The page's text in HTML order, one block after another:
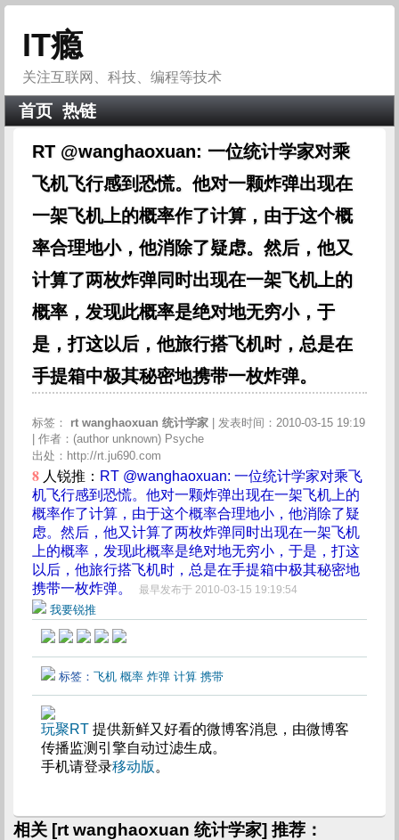
IT瘾
关注互联网、科技、编程等技术
首页 热链
RT @wanghaoxuan: 一位统计学家对乘
飞机飞行感到恐慌。他对一颗炸弹出现在
一架飞机上的概率作了计算，由于这个概
率合理地小，他消除了疑虑。然后，他又
计算了两枚炸弹同时出现在一架飞机上的
概率，发现此概率是绝对地无穷小，于
是，打这以后，他旅行搭飞机时，总是在
手提箱中极其秘密地携带一枚炸弹。
标签： rt wanghaoxuan 统计学家
| 发表时间：2010-03-15 19:19
| 作者：(author unknown) Psyche
出处：http://rt.ju690.com
8人锐推： RT @wanghaoxuan: 一位统计学家对乘飞
机飞行感到恐慌。他对一颗炸弹出现在一架飞机上的
概率作了计算，由于这个概率合理地小，他消除了疑
虑。然后，他又计算了两枚炸弹同时出现在一架飞机
上的概率，发现此概率是绝对地无穷小，于是，打这
以后，他旅行搭飞机时，总是在手提箱中极其秘密地
携带一枚炸弹。
最早发布于 2010-03-15 19:19:54
我要锐推
标签： 飞机 概率 炸弹 计算 携带
玩聚RT提供新鲜又好看的微博客消息，由微博客
传播监测引擎自动过滤生成。
手机请登录移动版 。
相关 [rt wanghaoxuan 统计学家] 推荐：